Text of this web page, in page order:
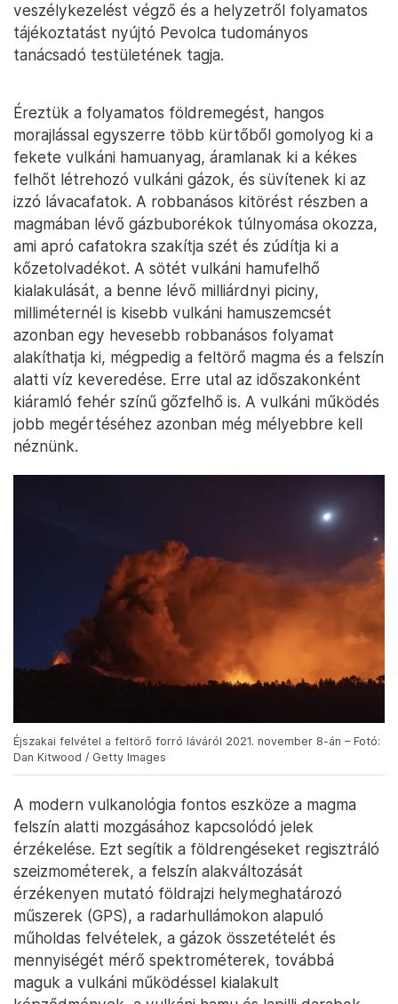
veszélykezelést végző és a helyzetről folyamatos
tájékoztatást nyújtó Pevolca tudományos
tanácsadó testületének tagja.
Éreztük a folyamatos földremegést, hangos
morajlással egyszerre több kürtőből gomolyog ki a
fekete vulkáni hamuanyag, áramlanak ki a kékes
felhőt létrehozó vulkáni gázok, és süvítenek ki az
izzó lávacafatok. A robbanásos kitörést részben a
magmában lévő gázbuborékok túlnyomása okozza,
ami apró cafatokra szakítja szét és zúdítja ki a
kőzetolvadékot. A sötét vulkáni hamufelhő
kialakulását, a benne lévő milliárdnyi piciny,
milliméternél is kisebb vulkáni hamuszemcsét
azonban egy hevesebb robbanásos folyamat
alakíthatja ki, mégpedig a feltörő magma és a felszín
alatti víz keveredése. Erre utal az időszakonként
kiáramló fehér színű gőzfelhő is. A vulkáni működés
jobb megértéséhez azonban még mélyebbre kell
néznünk.
Éjszakai felvétel a feltörő forró láváról 2021. november 8-án – Fotó:
Dan Kitwood / Getty Images
A modern vulkanológia fontos eszköze a magma
felszín alatti mozgásához kapcsolódó jelek
érzékelése. Ezt segítik a földrengéseket regisztráló
szeizmométerek, a felszín alakváltozását
érzékenyen mutató földrajzi helymeghatározó
műszerek (GPS), a radarhullámokon alapuló
műholdas felvételek, a gázok összetételét és
mennyiségét mérő spektrométerek, továbbá
maguk a vulkáni működéssel kialakult